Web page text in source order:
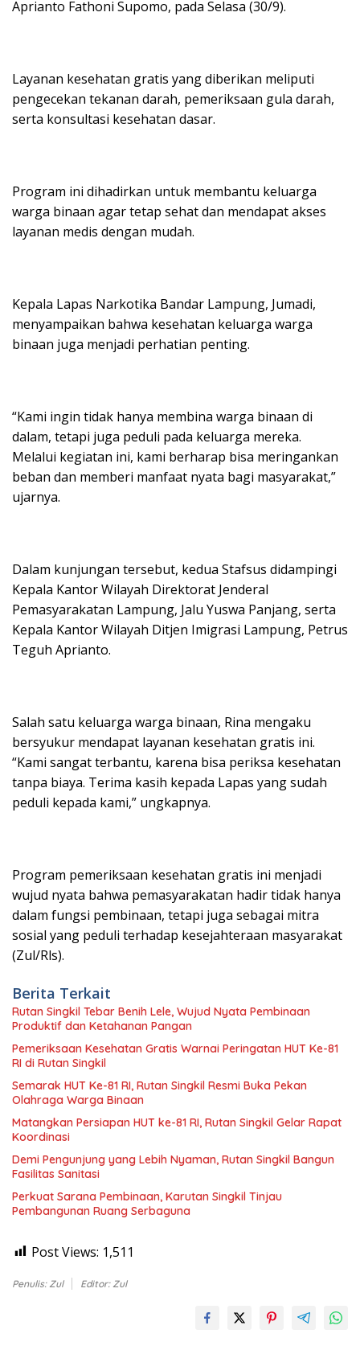
Aprianto Fathoni Supomo, pada Selasa (30/9).
Layanan kesehatan gratis yang diberikan meliputi
pengecekan tekanan darah, pemeriksaan gula darah,
serta konsultasi kesehatan dasar.
Program ini dihadirkan untuk membantu keluarga
warga binaan agar tetap sehat dan mendapat akses
layanan medis dengan mudah.
Kepala Lapas Narkotika Bandar Lampung, Jumadi,
menyampaikan bahwa kesehatan keluarga warga
binaan juga menjadi perhatian penting.
“Kami ingin tidak hanya membina warga binaan di
dalam, tetapi juga peduli pada keluarga mereka.
Melalui kegiatan ini, kami berharap bisa meringankan
beban dan memberi manfaat nyata bagi masyarakat,”
ujarnya.
Dalam kunjungan tersebut, kedua Stafsus didampingi
Kepala Kantor Wilayah Direktorat Jenderal
Pemasyarakatan Lampung, Jalu Yuswa Panjang, serta
Kepala Kantor Wilayah Ditjen Imigrasi Lampung, Petrus
Teguh Aprianto.
Salah satu keluarga warga binaan, Rina mengaku
bersyukur mendapat layanan kesehatan gratis ini.
“Kami sangat terbantu, karena bisa periksa kesehatan
tanpa biaya. Terima kasih kepada Lapas yang sudah
peduli kepada kami,” ungkapnya.
Program pemeriksaan kesehatan gratis ini menjadi
wujud nyata bahwa pemasyarakatan hadir tidak hanya
dalam fungsi pembinaan, tetapi juga sebagai mitra
sosial yang peduli terhadap kesejahteraan masyarakat
(Zul/Rls).
Berita Terkait
Rutan Singkil Tebar Benih Lele, Wujud Nyata Pembinaan
Produktif dan Ketahanan Pangan
Pemeriksaan Kesehatan Gratis Warnai Peringatan HUT Ke-81
RI di Rutan Singkil
Semarak HUT Ke-81 RI, Rutan Singkil Resmi Buka Pekan
Olahraga Warga Binaan
Matangkan Persiapan HUT ke-81 RI, Rutan Singkil Gelar Rapat
Koordinasi
Demi Pengunjung yang Lebih Nyaman, Rutan Singkil Bangun
Fasilitas Sanitasi
Perkuat Sarana Pembinaan, Karutan Singkil Tinjau
Pembangunan Ruang Serbaguna
Post Views: 1,511
Penulis: Zul Editor: Zul